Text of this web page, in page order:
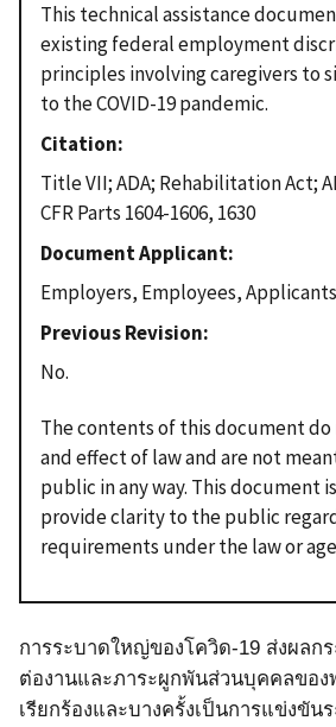
This technical assistance
existing federal employment
principles involving caregivers to
to the COVID-19 pandemic.
Citation
Title VII; ADA; Rehabilitation Act;
CFR Parts 1604-1606, 1630
Document Applicant
Employers, Employees, Applicants
Previous Revision
No.
The contents of this document
and effect of law and are not
public in any way. This document
provide clarity to the public
requirements under the law or
การระบาดใหญ่ของโควิด-19 ส่งผลก
ต่องานและภาระผูกพันส่วนบุคคลของ
เรียกร้องและบางครั้งเป็นการแข่งขัน